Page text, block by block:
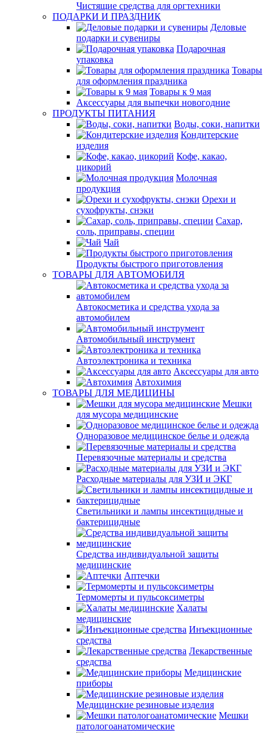
Чистящие средства для оргтехники
ПОДАРКИ И ПРАЗДНИК
Деловые
подарки и сувениры
Подарочная
упаковка
Товары
для оформления праздника
Товары к 9 мая
Аксессуары для выпечки новогодние
ПРОДУКТЫ ПИТАНИЯ
Воды, соки, напитки
Кондитерские
изделия
Кофе, какао,
цикорий
Молочная
продукция
Орехи и
сухофрукты, снэки
Сахар,
соль, приправы, специи
Чай
Продукты быстрого приготовления
ТОВАРЫ ДЛЯ АВТОМОБИЛЯ
Автокосметика и средства ухода за
автомобилем
Автомобильный инструмент
Автоэлектроника и техника
Аксессуары для авто
Автохимия
ТОВАРЫ ДЛЯ МЕДИЦИНЫ
Мешки
для мусора медицинские
Одноразовое медицинское белье и одежда
Перевязочные материалы и средства
Расходные материалы для УЗИ и ЭКГ
Светильники и лампы инсектицидные и
бактерицидные
Средства индивидуальной защиты
медицинские
Аптечки
Термомерты и пульсоксиметры
Халаты
медицинские
Инъекционные
средства
Лекарственные
средства
Медицинские
приборы
Медицинские резиновые изделия
Мешки
патологоанатомические